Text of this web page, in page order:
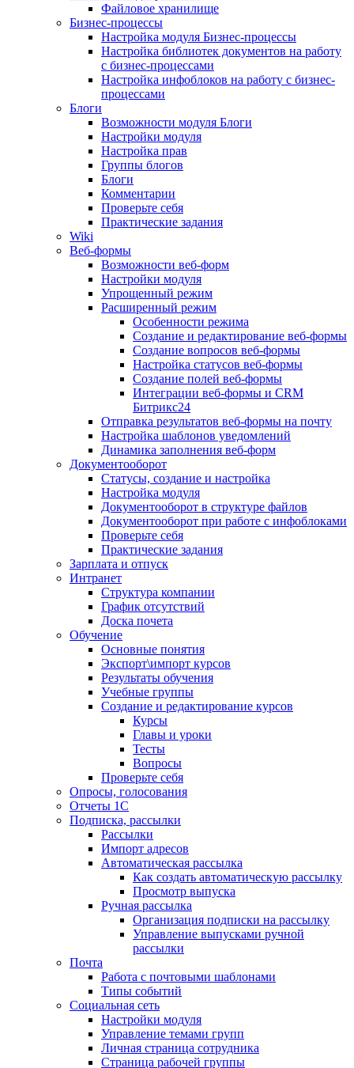
Файловое хранилище
Бизнес-процессы
Настройка модуля Бизнес-процессы
Настройка библиотек документов на работу
с бизнес-процессами
Настройка инфоблоков на работу с бизнес-
процессами
Блоги
Возможности модуля Блоги
Настройки модуля
Настройка прав
Группы блогов
Блоги
Комментарии
Проверьте себя
Практические задания
Wiki
Веб-формы
Возможности веб-форм
Настройки модуля
Упрощенный режим
Расширенный режим
Особенности режима
Создание и редактирование веб-формы
Создание вопросов веб-формы
Настройка статусов веб-формы
Создание полей веб-формы
Интеграции веб-формы и CRM
Битрикс24
Отправка результатов веб-формы на почту
Настройка шаблонов уведомлений
Динамика заполнения веб-форм
Документооборот
Статусы, создание и настройка
Настройка модуля
Документооборот в структуре файлов
Документооборот при работе с инфоблоками
Проверьте себя
Практические задания
Зарплата и отпуск
Интранет
Структура компании
График отсутствий
Доска почета
Обучение
Основные понятия
Экспорт\импорт курсов
Результаты обучения
Учебные группы
Создание и редактирование курсов
Курсы
Главы и уроки
Тесты
Вопросы
Проверьте себя
Опросы, голосования
Отчеты 1С
Подписка, рассылки
Рассылки
Импорт адресов
Автоматическая рассылка
Как создать автоматическую рассылку
Просмотр выпуска
Ручная рассылка
Организация подписки на рассылку
Управление выпусками ручной
рассылки
Почта
Работа с почтовыми шаблонами
Типы событий
Социальная сеть
Настройки модуля
Управление темами групп
Личная страница сотрудника
Страница рабочей группы